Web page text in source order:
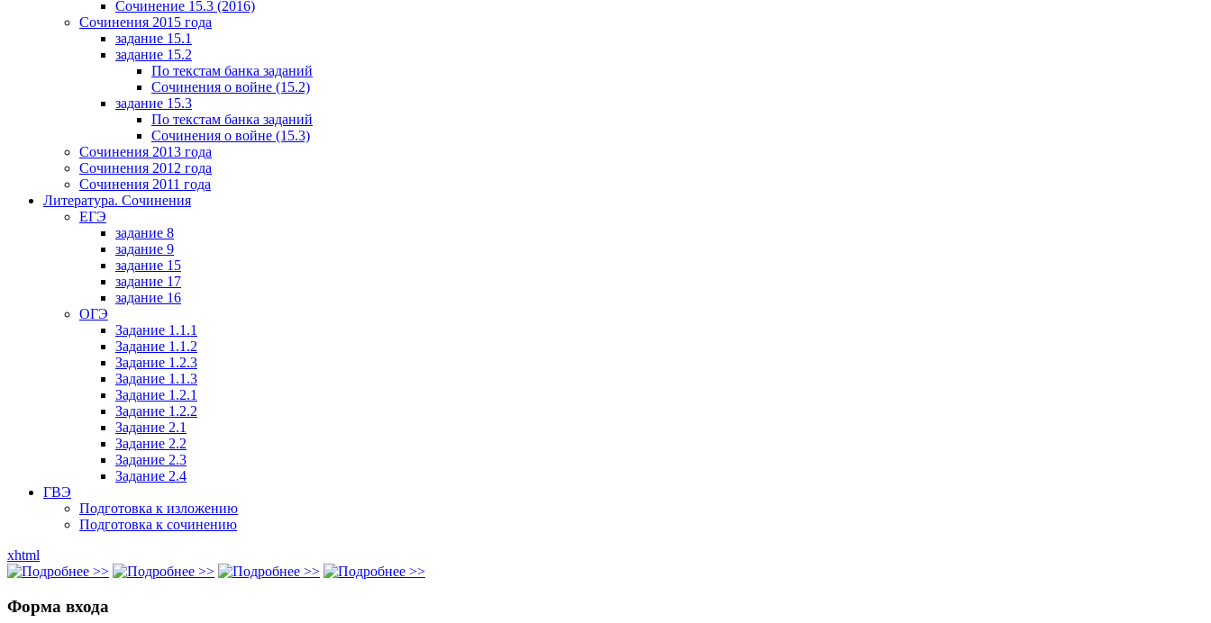
Сочинение 15.3 (2016)
Сочинения 2015 года
задание 15.1
задание 15.2
По текстам банка заданий
Сочинения о войне (15.2)
задание 15.3
По текстам банка заданий
Сочинения о войне (15.3)
Сочинения 2013 года
Сочинения 2012 года
Сочинения 2011 года
Литература. Сочинения
ЕГЭ
задание 8
задание 9
задание 15
задание 17
задание 16
ОГЭ
Задание 1.1.1
Задание 1.1.2
Задание 1.2.3
Задание 1.1.3
Задание 1.2.1
Задание 1.2.2
Задание 2.1
Задание 2.2
Задание 2.3
Задание 2.4
ГВЭ
Подготовка к изложению
Подготовка к сочинению
xhtml
Форма входа